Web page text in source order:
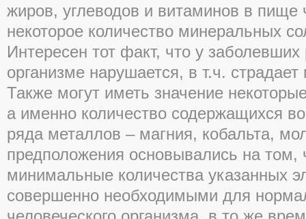
жиров, углеводов и витаминов в пище
некоторое количество минеральных
Интересен тот факт, что у
организме нарушается, в т.ч.
Также могут иметь значение
а именно количество содержащихся
ряда металлов – магния, кобальта,
предположения основывались на том,
минимальные количества указанных
совершенно необходимыми для